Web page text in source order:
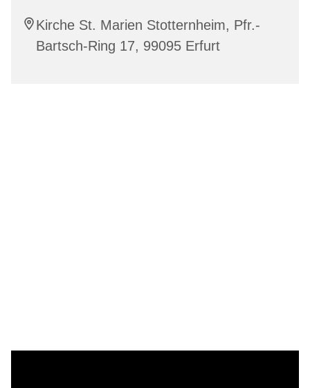
Kirche St. Marien Stotternheim, Pfr.-
Bartsch-Ring 17, 99095 Erfurt